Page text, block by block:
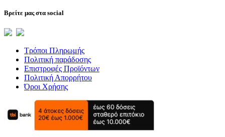
μπορούν
σελίδα
του
προϊόντος
Βρείτε μας στα social
Τρόποι Πληρωμής
Πολιτική παράδοσης
Επιστροφές Προϊόντων
Πολιτική Απορρήτου
Όροι Χρήσης